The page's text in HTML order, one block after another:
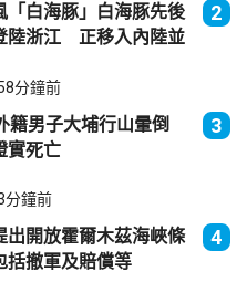
「白海豚」白海豚先後
陸浙江 正移入內陸並
2
分鐘前
籍男子大埔行山暈倒
實死亡
3
分鐘前
出開放霍爾木茲海峽條
撤軍及賠償等
4